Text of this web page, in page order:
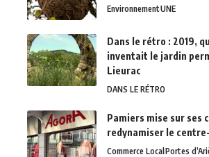
EnvironnementUNE
Dans le rétro : 2019,
inventait le jardin
Lieurac
DANS LE RÉTRO
Pamiers mise sur ses
redynamiser le
Commerce LocalPortes